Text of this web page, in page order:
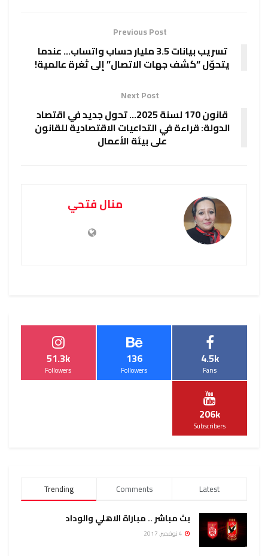
Previous Post
تسريب بيانات 3.5 مليار حساب واتساب… عندما
يتحوّل “كشف جهات الاتصال” إلى ثغرة عالمية!
Next Post
قانون 170 لسنة 2025… تحول جديد في اقتصاد
الدولة: قراءة في التداعيات الاقتصادية للقانون
على بيئة الأعمال
منال فتحي
4.5k
Fans
136
Followers
51.3k
Followers
206k
Subscribers
Trending Comments Latest
بث مباشر .. مباراة الاهلي والوداد